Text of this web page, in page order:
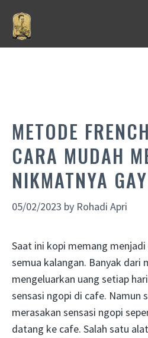
content
METODE
CARA MUDAH
NIKMATNYA
05/02/2023 by Rohadi Apri
Saat ini kopi memang
semua kalangan. Banyak dari
mengeluarkan uang setiap
sensasi ngopi di cafe. Namun
merasakan sensasi ngopi
datang ke cafe. Salah satu